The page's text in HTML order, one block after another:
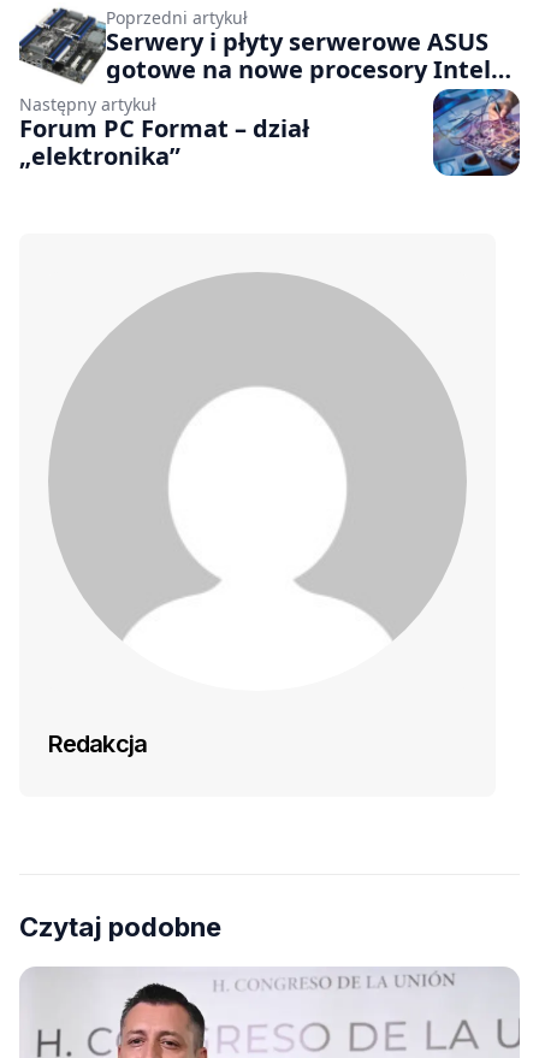
Poprzedni artykuł
Serwery i płyty serwerowe ASUS
gotowe na nowe procesory Intel
Xeon
Następny artykuł
Forum PC Format – dział
„elektronika”
Redakcja
Czytaj podobne